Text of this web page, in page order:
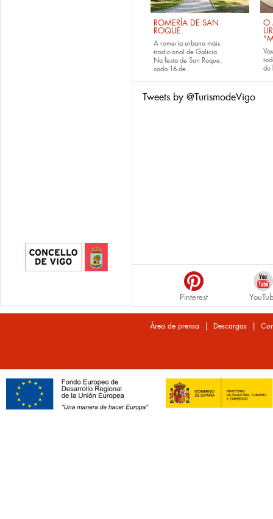
ROMERÍA DE SAN
ROQUE
A romería urbana máis
tradicional de Galicia
Na festa de San Roque,
cada 16 de...
O
do
Tweets by @TurismodeVigo
Pinterest
Área de prensa | Descargas |